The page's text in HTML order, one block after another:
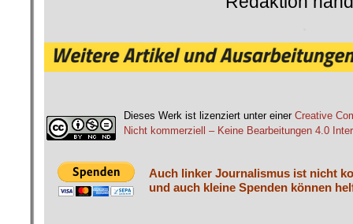
Dieses Werk ist lizenziert unter einer Creative
Nicht kommerziell – Keine Bearbeitungen 4.0
Auch linker Journalismus ist nicht
und auch kleine Spenden können